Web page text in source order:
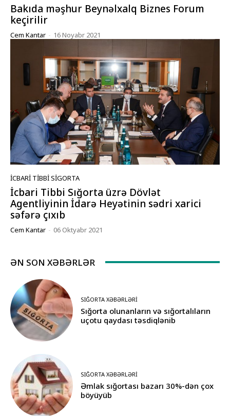
Bakıda məşhur Beynəlxalq Biznes Forum
keçirilir
Cem Kantar - 16 Noyabr 2021
İCBARI TIBBI SIGORTA
İcbari Tibbi Sığorta üzrə Dövlət
Agentliyinin İdarə Heyətinin sədri xarici
səfərə çıxıb
Cem Kantar - 06 Oktyabr 2021
ƏN SON XƏBƏRLƏR
SIĞORTA XƏBƏRLƏRI
Sığorta olunanların və sığortalıların
uçotu qaydası təsdiqlənib
SIĞORTA XƏBƏRLƏRI
Əmlak sığortası bazarı 30%-dən çox
böyüyüb